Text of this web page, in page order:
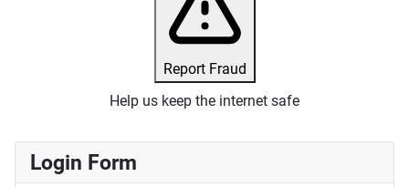
Report Fraud
Help us keep the internet safe
Login Form